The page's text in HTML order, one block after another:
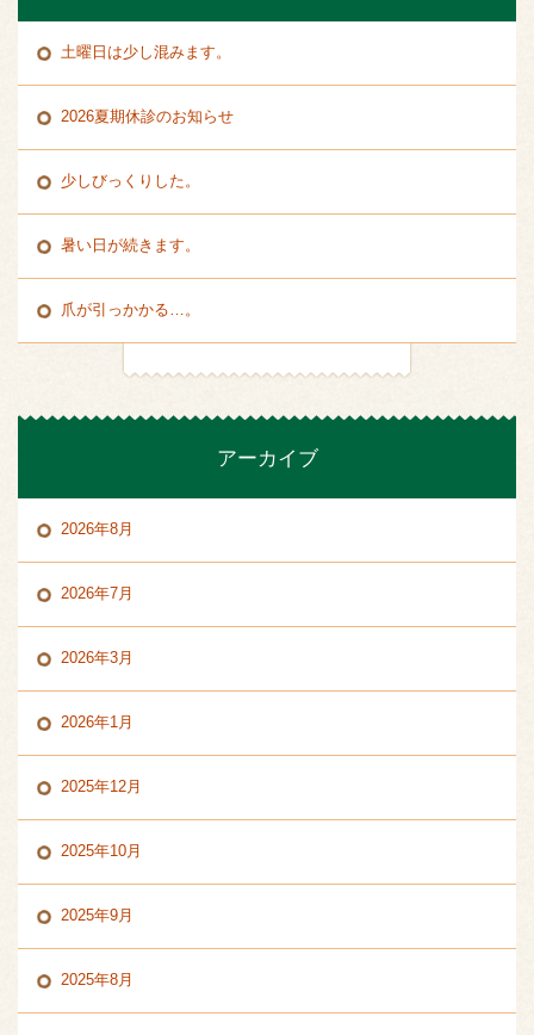
土曜日は少し混みます。
2026夏期休診のお知らせ
少しびっくりした。
暑い日が続きます。
爪が引っかかる…。
アーカイブ
2026年8月
2026年7月
2026年3月
2026年1月
2025年12月
2025年10月
2025年9月
2025年8月